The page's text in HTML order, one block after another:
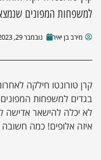
מקומית
עסקים
למשפחות המפונים
מירב בן יאיר נובמבר 29, 2023
בגדים למשפחות
לא יכלה להישאר אדישה
איזה אלופים! כמה